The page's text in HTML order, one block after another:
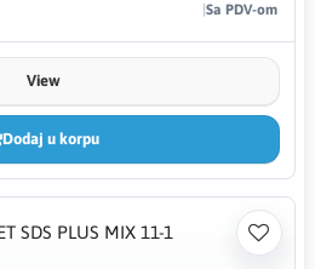
Sa PDV-om
View
Dodaj u korpu